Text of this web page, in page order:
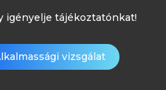
igényelje tájékoztatónkat!
vizsgálat